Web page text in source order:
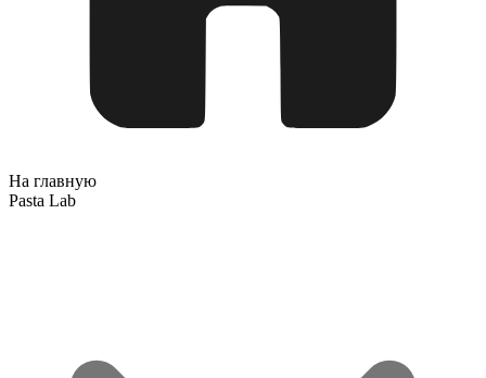
На главную
Pasta Lab